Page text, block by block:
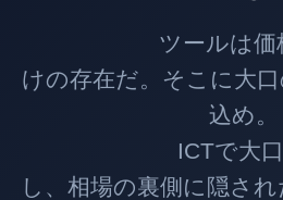
ツールは価格の
けの存在だ。そこに大
込め。
ICTで大口の足
し、相場の裏側に隠さ